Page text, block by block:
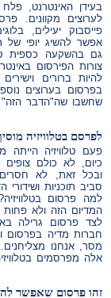
בעידן האינטרנט,
לערוצים מקוונים.
פייסבוק יעילים,
אפשר להשיג יופי של
גם בהשקעה כספית
צורות הפירסום
להיות ברורים
בפרסום בערוצים
שחשבו שה"הדבר
לפרסם בטלוויזיה
פעם טלוויזיה
כיום, לא כולם צופים
ובכל זאת, לא חסרים
סביב תוכניות
למה פרסום
המדיום הזה ולא פחות
לצד פרסום גרילה
חברות מדיה בפרסום
מסר, אנחנו
אלה מפרסמים
זהו פרסום שאפשר